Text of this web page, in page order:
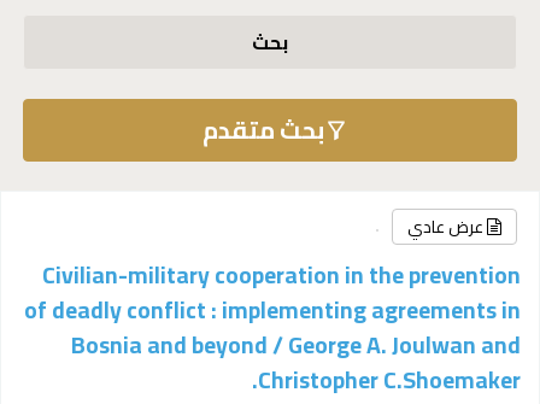
بحث
بحث متقدم
عرض عادي
Civilian-military cooperation in the prevention
of deadly conflict : implementing agreements in
Bosnia and beyond /George A. Joulwan and
Christopher C.Shoemaker.